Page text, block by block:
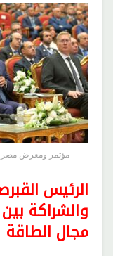
مؤتمر ومعرض مصر
الرئيس
والشراكة
مجال الطاقة